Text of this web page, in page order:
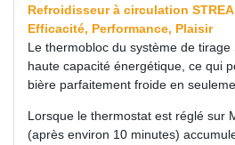
Refroidisseur à circulation
Efficacité, Performance, Plaisir
Le thermobloc du système de tirage
haute capacité énergétique, ce qui
bière parfaitement froide en
Lorsque le thermostat est réglé sur
(après environ 10 minutes)